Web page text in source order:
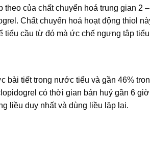
của chất chuyển hoá trung gian 2
Chất chuyển hoá hoạt động thiol
tiểu cầu từ đó mà ức chế ngưng tập
bài tiết trong nước tiểu và gần 46%
có thời gian bán huỷ gần 6
liều duy nhất và dùng liều lặp lại.